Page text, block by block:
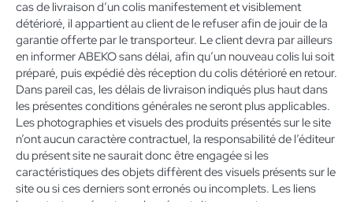
cas de livraison d’un colis manifestement et visiblement
détérioré, il appartient au client de le refuser afin de jouir de la
garantie offerte par le transporteur. Le client devra par ailleurs
en informer ABEKO sans délai, afin qu’un nouveau colis lui soit
préparé, puis expédié dès réception du colis détérioré en retour.
Dans pareil cas, les délais de livraison indiqués plus haut dans
les présentes conditions générales ne seront plus applicables.
Les photographies et visuels des produits présentés sur le site
n’ont aucun caractère contractuel, la responsabilité de l’éditeur
du présent site ne saurait donc être engagée si les
caractéristiques des objets diffèrent des visuels présents sur le
site ou si ces derniers sont erronés ou incomplets. Les liens